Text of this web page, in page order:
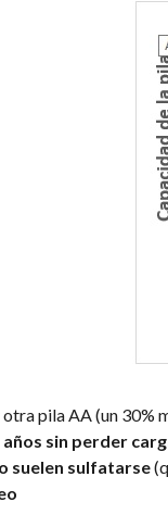
pila AA (un 30%
sin perder
suelen sulfatarse